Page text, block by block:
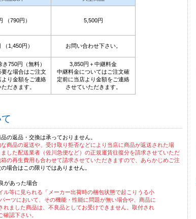
（790円） 5,500円
（1,450円） お問い合わせ下さい。
750円（無料）
要な場合はご注文
り金額をご連絡
だきます。
3,850円＋中継料金
中継料金についてはご注文確
定前に当店より金額をご連絡
させていただきます。
の返品・交換は承っておりません。
商品の返送や、受け取り拒否などにより当店に商品が返送された場
した配送業者（佐川急便など）の正規運賃往復分を請求させていただ
の再生費用も合わせて請求させていただきますので、あらかじめご注
場合はこの限りではありません。
があった場合
ル等に見られる「メーカー出荷時の梱包状態で起こりうる小
ーツにおいて、その機能・性能に問題が無い場合や、商品に
れました商品は、不良品としてお受けできません。取付され
確認下さい。